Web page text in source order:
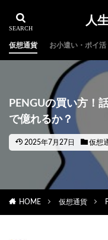
人
仮想通貨 お小遣い・ポイ活
PENGUの買い方！
で億れるか？
2025年7月27日 仮想
HOME 仮想通貨